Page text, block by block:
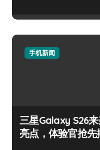
手机新闻
三星Galaxy S26
亮点，体验官抢先